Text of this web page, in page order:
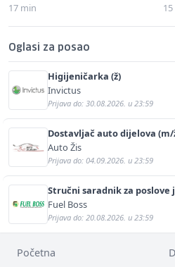
17 min
Oglasi za posao
Higijeničarka (ž)
Invictus
Prijava do: 30.08.2026. u 23:59
Dostavljač auto dijelova (m/
Auto Žis
Prijava do: 04.09.2026. u 23:59
Stručni saradnik za poslove
Fuel Boss
Prijava do: 20.08.2026. u 23:59
Početna